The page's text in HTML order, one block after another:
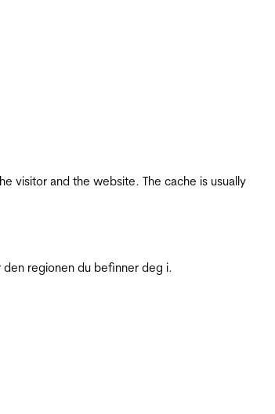
visitor and the website. The cache is usually
regionen du befinner deg i.